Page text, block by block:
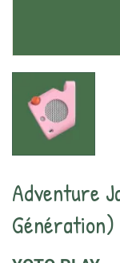
Adventure
Génération)